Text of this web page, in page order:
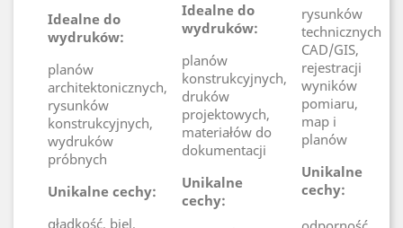
Idealne do
wydruków:
planów
architektonicznych,
rysunków
konstrukcyjnych,
wydruków
próbnych
Unikalne cechy:
gładkość, biel,
Idealne do
wydruków:
planów
konstrukcyjnych,
druków
projektowych,
materiałów do
dokumentacji
Unikalne
cechy:
rysunków
technicznych
CAD/GIS,
rejestracji
wyników
pomiaru,
map i
planów
Unikalne
cechy: